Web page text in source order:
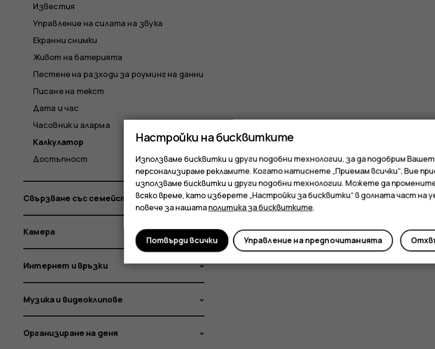
Известия
Управление на силата на звука
Екранни снимки
Живот на батерията
Пестене на разходи за роуминг на данни
Писане на текст
Дата и час
Часовник и аларма
Калкулатор
Достъпност
Свързване със семейство и приятели
Камера
Интернет и връзки
Музика и видеоклипове
Организиране на деня
Настройки на бисквитките
Използваме бисквитки и други подобни технологии, за да подобрим
персонализираме рекламите. Когато натиснете „Приемам всички“, Вие
използваме бисквитки и други подобни технологии. Можете да
всяко време, като изберете „Настройки за бисквитки“ в долната част на
повече за нашатаполитика за бисквитките.
Управление на предпочитанията
Потвърди всички